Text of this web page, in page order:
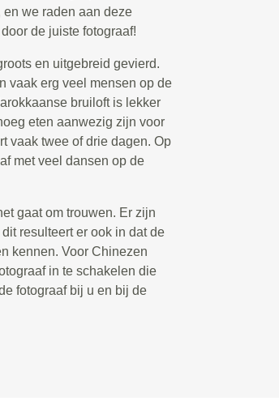
we raden aan deze
de juiste fotograaf!
en uitgebreid gevierd.
vaak erg veel mensen op de
bruiloft is lekker
eten aanwezig zijn voor
vaak twee of drie dagen. Op
met veel dansen op de
gaat om trouwen. Er zijn
resulteert er ook in dat de
kennen. Voor Chinezen
in te schakelen die
fotograaf bij u en bij de